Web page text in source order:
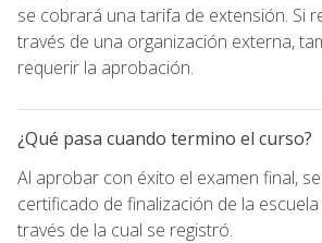
se cobrará una tarifa de extensión. Si
través de una organización externa,
requerir la aprobación.
¿Qué pasa cuando termino el curso?
Al aprobar con éxito el examen final,
certificado de finalización de la
través de la cual se registró.